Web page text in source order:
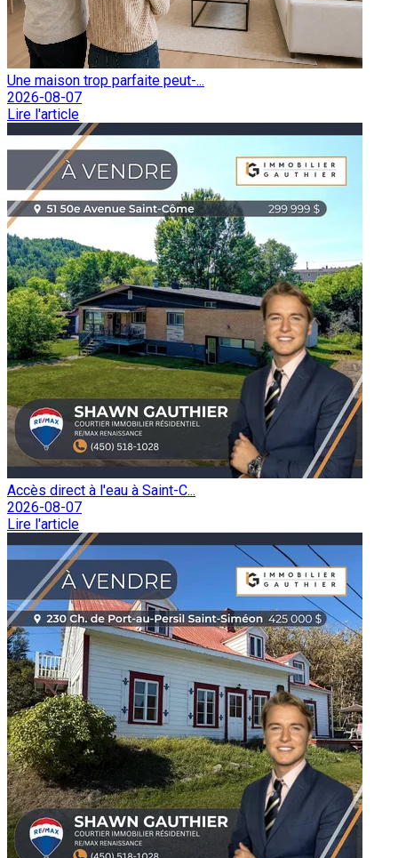
Une maison trop parfaite peut-...
2026-08-07
Lire l'article
Accès direct à l'eau à Saint-C...
2026-08-07
Lire l'article